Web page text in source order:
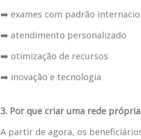
➡️ exames com padrão
➡️ atendimento personalizado
➡️ otimização de recursos
➡️ inovação e tecnologia
3. Por que criar uma rede
A partir de agora, os